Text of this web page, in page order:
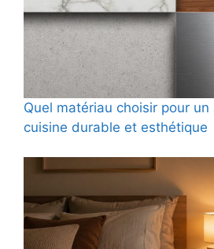
Quel matériau choisir pour
cuisine durable et esthétique